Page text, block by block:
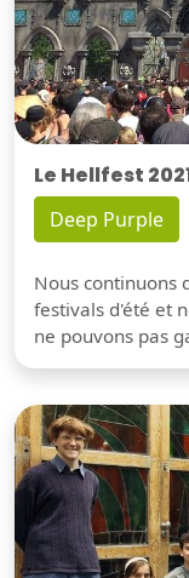
Le Hellfest
Deep Purple
Nous continuons
festivals d'été et
ne pouvons pas